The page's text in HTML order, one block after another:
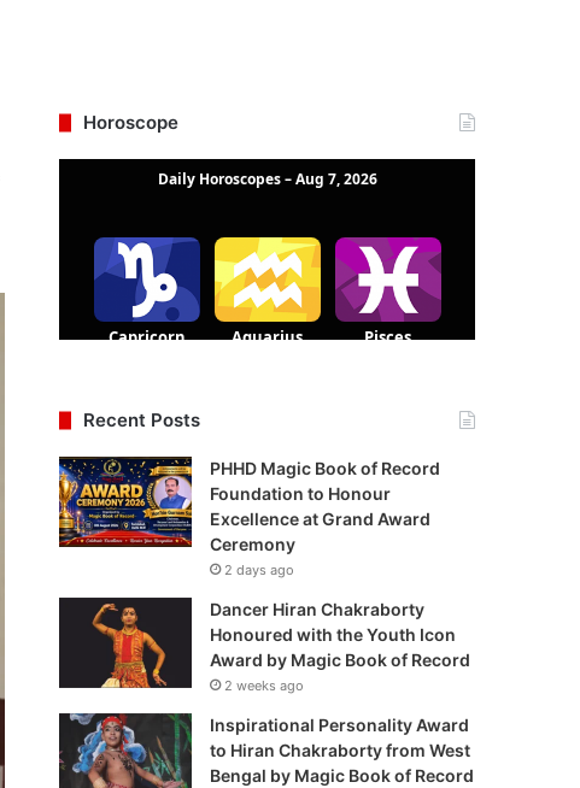
Horoscope
Recent Posts
PHHD Magic Book of Record
Foundation to Honour
Excellence at Grand Award
Ceremony
2 days ago
Dancer Hiran Chakraborty
Honoured with the Youth Icon
Award by Magic Book of Record
2 weeks ago
Inspirational Personality Award
to Hiran Chakraborty from West
Bengal by Magic Book of Record